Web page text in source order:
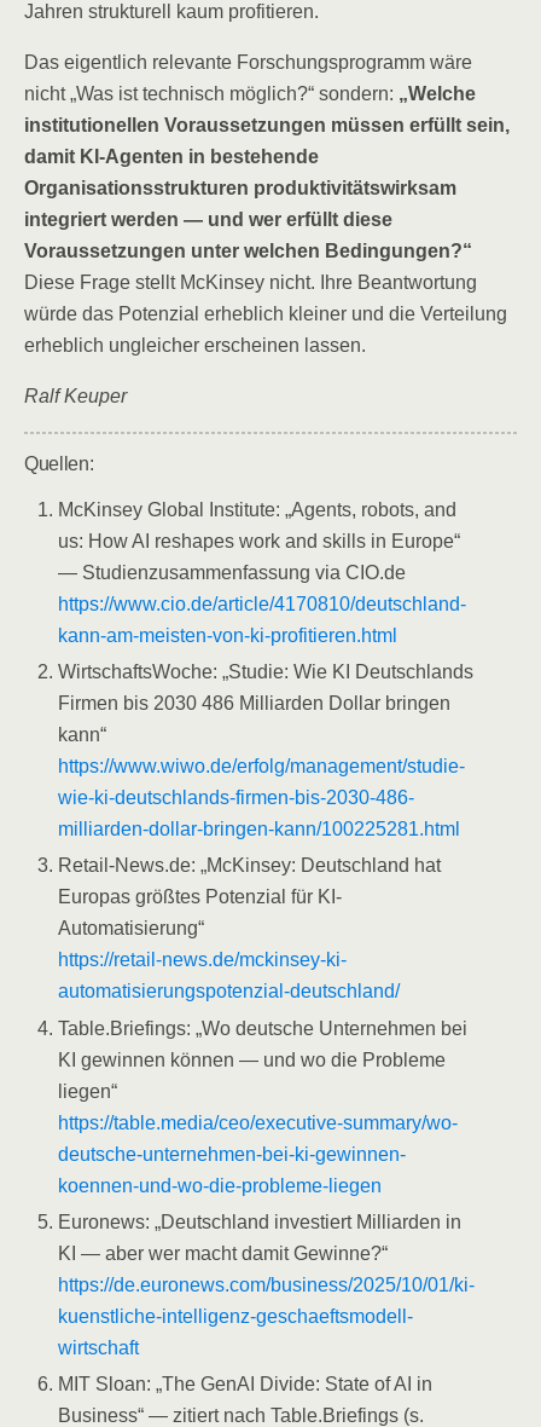
Jahren strukturell kaum profitieren.
Das eigentlich relevante Forschungsprogramm wäre
nicht „Was ist technisch möglich?“ sondern: „Welche
institutionellen Voraussetzungen müssen erfüllt sein,
damit KI-Agenten in bestehende
Organisationsstrukturen produktivitätswirksam
integriert werden — und wer erfüllt diese
Voraussetzungen unter welchen Bedingungen?“
Diese Frage stellt McKinsey nicht. Ihre Beantwortung
würde das Potenzial erheblich kleiner und die Verteilung
erheblich ungleicher erscheinen lassen.
Ralf Keuper
Quellen:
McKinsey Global Institute: „Agents, robots, and
us: How AI reshapes work and skills in Europe“
— Studienzusammenfassung via CIO.de
https://www.cio.de/article/4170810/deutschland-
kann-am-meisten-von-ki-profitieren.html
WirtschaftsWoche: „Studie: Wie KI Deutschlands
Firmen bis 2030 486 Milliarden Dollar bringen
kann“
https://www.wiwo.de/erfolg/management/studie-
wie-ki-deutschlands-firmen-bis-2030-486-
milliarden-dollar-bringen-kann/100225281.html
Retail-News.de: „McKinsey: Deutschland hat
Europas größtes Potenzial für KI-
Automatisierung“
https://retail-news.de/mckinsey-ki-
automatisierungspotenzial-deutschland/
Table.Briefings: „Wo deutsche Unternehmen bei
KI gewinnen können — und wo die Probleme
liegen“
https://table.media/ceo/executive-summary/wo-
deutsche-unternehmen-bei-ki-gewinnen-
koennen-und-wo-die-probleme-liegen
Euronews: „Deutschland investiert Milliarden in
KI — aber wer macht damit Gewinne?“
https://de.euronews.com/business/2025/10/01/ki-
kuenstliche-intelligenz-geschaeftsmodell-
wirtschaft
MIT Sloan: „The GenAI Divide: State of AI in
Business“ — zitiert nach Table.Briefings (s.